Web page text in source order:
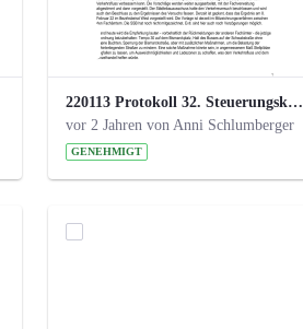
220113 Protokoll 32. Steuerungskreis.pdf
vor 2 Jahren von Anni Schlumberger
GENEHMIGT